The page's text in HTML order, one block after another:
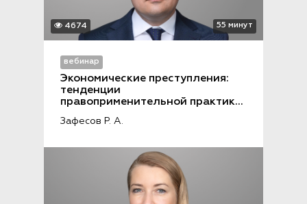
4674 55 минут
вебинар
Экономические преступления:
тенденции
правоприменительной практики
Зафесов Р. А.